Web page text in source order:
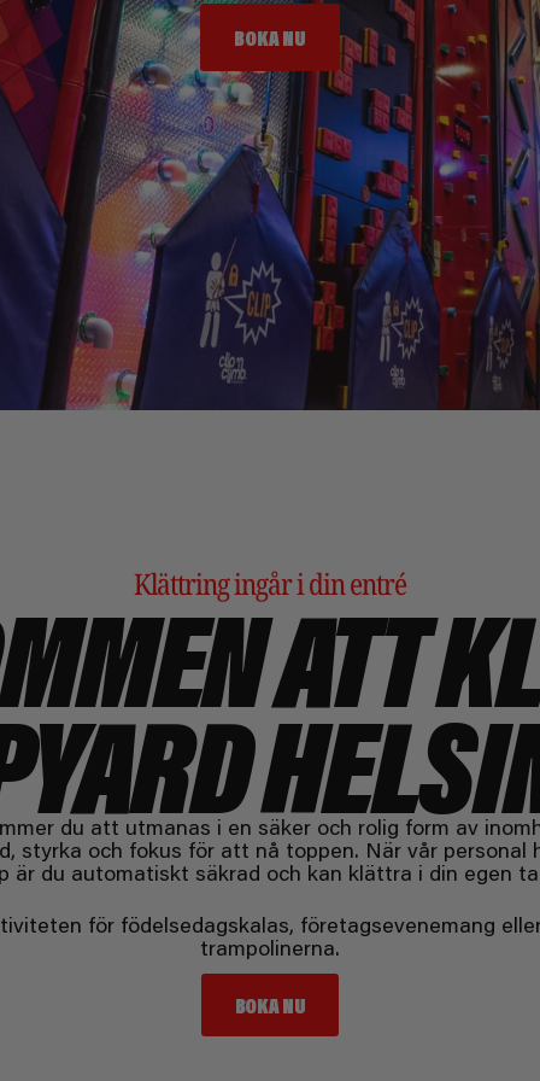
BOKA NU
Klättring ingår i din entré
ATT
du att utmanas i en säker och rolig form av
styrka och fokus för att nå toppen. När vår personal
är du automatiskt säkrad och kan klättra i din egen
för födelsedagskalas, företagsevenemang
trampolinerna.
BOKA NU